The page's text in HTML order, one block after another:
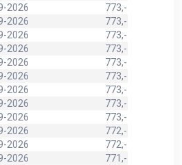
2026
773,-
2026
773,-
2026
773,-
2026
773,-
2026
773,-
2026
773,-
2026
773,-
2026
773,-
2026
773,-
2026
772,-
2026
772,-
2026
771,-